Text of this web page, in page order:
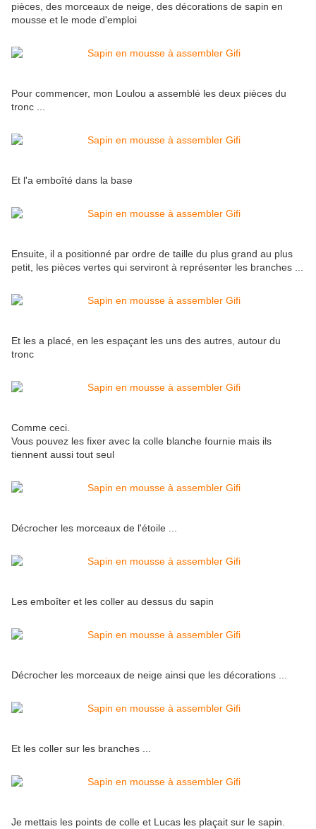
pièces, des morceaux de neige, des décorations de sapin en
mousse et le mode d'emploi
Pour commencer, mon Loulou a assemblé les deux pièces du
tronc ...
Et l'a emboîté dans la base
Ensuite, il a positionné par ordre de taille du plus grand au plus
petit, les pièces vertes qui serviront à représenter les branches ...
Et les a placé, en les espaçant les uns des autres, autour du
tronc
Comme ceci.
Vous pouvez les fixer avec la colle blanche fournie mais ils
tiennent aussi tout seul
Décrocher les morceaux de l'étoile ...
Les emboîter et les coller au dessus du sapin
Décrocher les morceaux de neige ainsi que les décorations ...
Et les coller sur les branches ...
Je mettais les points de colle et Lucas les plaçait sur le sapin.